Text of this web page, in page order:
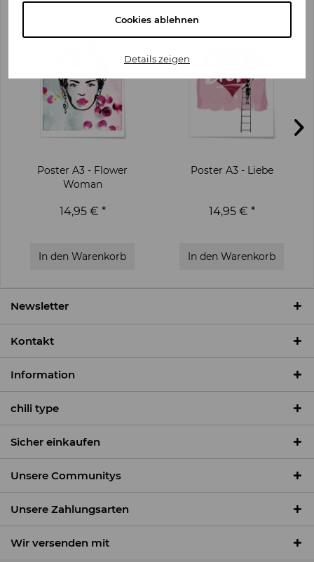
Cookies ablehnen
Details zeigen
Poster A3 - Flower
Woman
14,95 € *
In den Warenkorb
Poster A3 - Liebe
14,95 € *
In den Warenkorb
Newsletter
Kontakt
Information
chili type
Sicher einkaufen
Unsere Communitys
Unsere Zahlungsarten
Wir versenden mit